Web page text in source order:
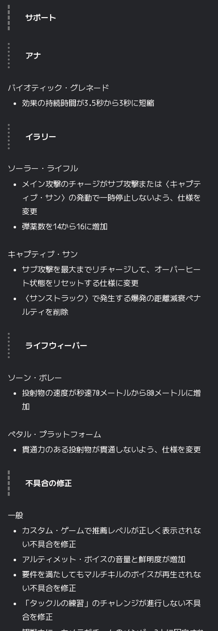
サポート
アナ
バイオティック・グレネード
効果の持続時間が3.5秒から3秒に短縮
イラリー
ソーラー・ライフル
メイン攻撃のチャージがサブ攻撃または〈キャプテ
ィブ・サン〉の発動で一時停止しないよう、仕様を
変更
弾薬数を14から16に増加
キャプティブ・サン
サブ攻撃を最大までリチャージして、オーバーヒー
ト状態をリセットする仕様に変更
〈サンストラック〉で発生する爆発の距離減衰ペナ
ルティを削除
ライフウィーバー
ソーン・ボレー
投射物の速度が秒速70メートルから80メートルに増
加
ペタル・プラットフォーム
貫通力のある投射物が貫通しないよう、仕様を変更
不具合の修正
一般
カスタム・ゲームで推薦レベルが正しく表示されな
い不具合を修正
アルティメット・ボイスの音量と鮮明度が増加
要件を満たしてもマルチキルのボイスが再生されな
い不具合を修正
「タックルの練習」のチャレンジが進行しない不具
合を修正